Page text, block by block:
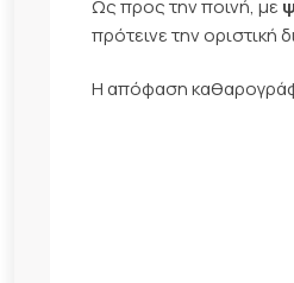
Ως προς την ποινή, με
πρότεινε την οριστική
Η απόφαση